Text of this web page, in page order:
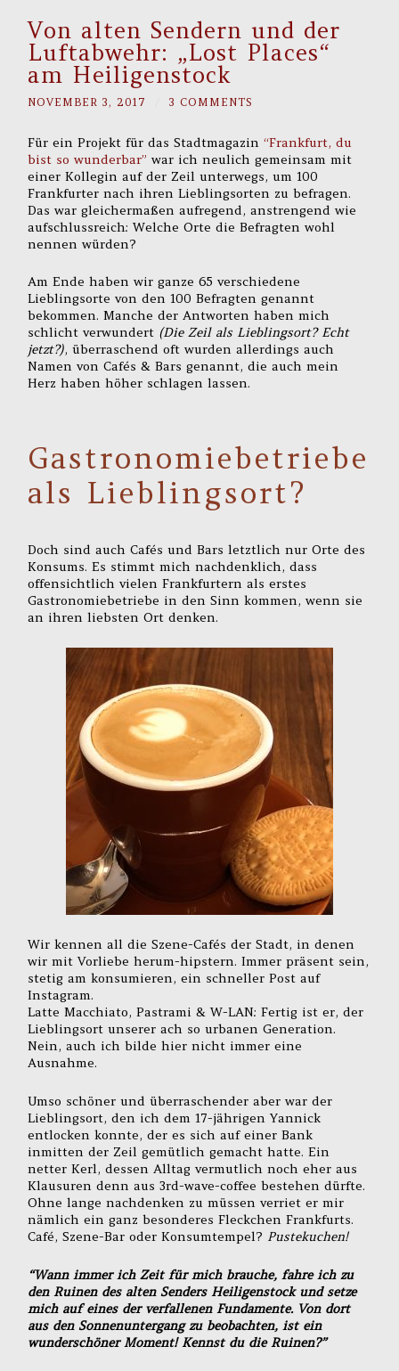
Von alten Sendern und der
Luftabwehr: „Lost Places“
am Heiligenstock
NOVEMBER 3, 2017 3 COMMENTS
Für ein Projekt für das Stadtmagazin “Frankfurt, du
bist so wunderbar” war ich neulich gemeinsam mit
einer Kollegin auf der Zeil unterwegs, um 100
Frankfurter nach ihren Lieblingsorten zu befragen.
Das war gleichermaßen aufregend, anstrengend wie
aufschlussreich: Welche Orte die Befragten wohl
nennen würden?
Am Ende haben wir ganze 65 verschiedene
Lieblingsorte von den 100 Befragten genannt
bekommen. Manche der Antworten haben mich
schlicht verwundert (Die Zeil als Lieblingsort? Echt
jetzt?), überraschend oft wurden allerdings auch
Namen von Cafés & Bars genannt, die auch mein
Herz haben höher schlagen lassen.
Gastronomiebetriebe
als Lieblingsort?
Doch sind auch Cafés und Bars letztlich nur Orte des
Konsums. Es stimmt mich nachdenklich, dass
offensichtlich vielen Frankfurtern als erstes
Gastronomiebetriebe in den Sinn kommen, wenn sie
an ihren liebsten Ort denken.
Wir kennen all die Szene-Cafés der Stadt, in denen
wir mit Vorliebe herum-hipstern. Immer präsent sein,
stetig am konsumieren, ein schneller Post auf
Instagram.
Latte Macchiato, Pastrami & W-LAN: Fertig ist er, der
Lieblingsort unserer ach so urbanen Generation.
Nein, auch ich bilde hier nicht immer eine
Ausnahme.
Umso schöner und überraschender aber war der
Lieblingsort, den ich dem 17-jährigen Yannick
entlocken konnte, der es sich auf einer Bank
inmitten der Zeil gemütlich gemacht hatte. Ein
netter Kerl, dessen Alltag vermutlich noch eher aus
Klausuren denn aus 3rd-wave-coffee bestehen dürfte.
Ohne lange nachdenken zu müssen verriet er mir
nämlich ein ganz besonderes Fleckchen Frankfurts.
Café, Szene-Bar oder Konsumtempel? Pustekuchen!
“Wann immer ich Zeit für mich brauche, fahre ich zu
den Ruinen des alten Senders Heiligenstock und setze
mich auf eines der verfallenen Fundamente. Von dort
aus den Sonnenuntergang zu beobachten, ist ein
wunderschöner Moment! Kennst du die Ruinen?”